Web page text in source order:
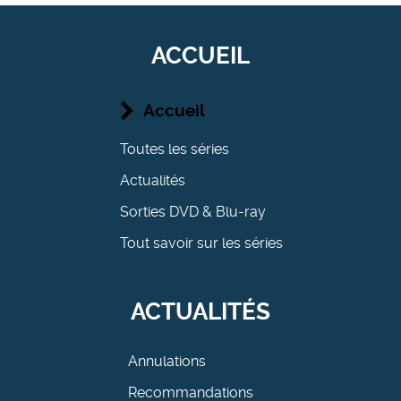
ACCUEIL
Accueil
Toutes les séries
Actualités
Sorties DVD & Blu-ray
Tout savoir sur les séries
ACTUALITÉS
Annulations
Recommandations